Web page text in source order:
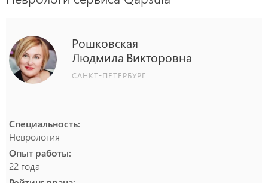
Рошковская
Людмила Викторовна
САНКТ-ПЕТЕРБУРГ
Специальность:
Неврология
Опыт работы:
22 года